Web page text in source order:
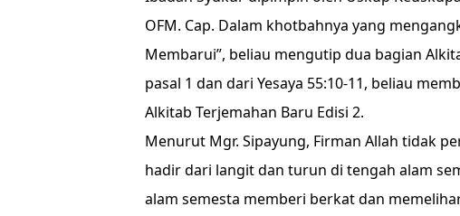
OFM. Cap. Dalam khotbahnya yang
Membarui”, beliau mengutip dua bagian
pasal 1 dan dari Yesaya 55:10-11, beliau
Alkitab Terjemahan Baru Edisi 2.
Menurut Mgr. Sipayung, Firman Allah tidak
hadir dari langit dan turun di tengah alam
alam semesta memberi berkat dan